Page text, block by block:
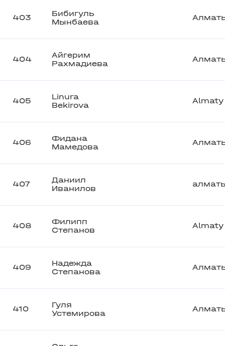
403
Бибигуль
Мынбаева
404
Айгерим
Рахмадиева
405
Linura
Bekirova
Almaty
406
Фидана
Мамедова
407
Даниил
Иванилов
408
Филипп
Степанов
Almaty
409
Надежда
Степанова
410
Гуля
Устемирова